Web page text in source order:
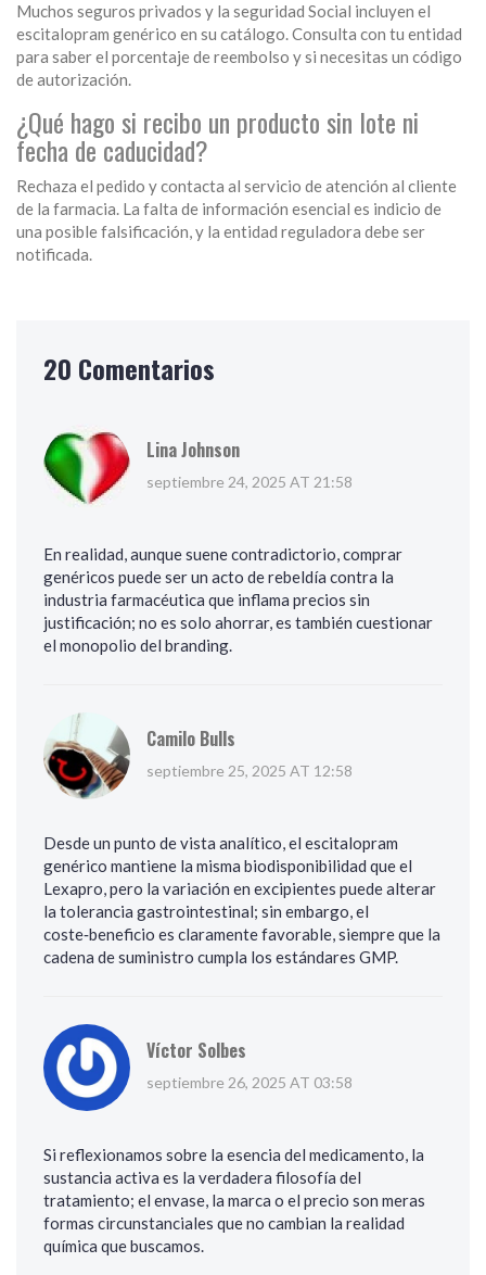
Muchos seguros privados y la seguridad Social incluyen el
escitalopram genérico en su catálogo. Consulta con tu entidad
para saber el porcentaje de reembolso y si necesitas un código
de autorización.
¿Qué hago si recibo un producto sin lote ni
fecha de caducidad?
Rechaza el pedido y contacta al servicio de atención al cliente
de la farmacia. La falta de información esencial es indicio de
una posible falsificación, y la entidad reguladora debe ser
notificada.
20 Comentarios
Lina Johnson
septiembre 24, 2025 AT 21:58
En realidad, aunque suene contradictorio, comprar
genéricos puede ser un acto de rebeldía contra la
industria farmacéutica que inflama precios sin
justificación; no es solo ahorrar, es también cuestionar
el monopolio del branding.
Camilo Bulls
septiembre 25, 2025 AT 12:58
Desde un punto de vista analítico, el escitalopram
genérico mantiene la misma biodisponibilidad que el
Lexapro, pero la variación en excipientes puede alterar
la tolerancia gastrointestinal; sin embargo, el
coste‑beneficio es claramente favorable, siempre que la
cadena de suministro cumpla los estándares GMP.
Víctor Solbes
septiembre 26, 2025 AT 03:58
Si reflexionamos sobre la esencia del medicamento, la
sustancia activa es la verdadera filosofía del
tratamiento; el envase, la marca o el precio son meras
formas circunstanciales que no cambian la realidad
química que buscamos.